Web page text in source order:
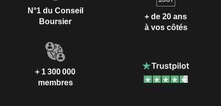
N°1 du Conseil
Boursier
+ de 20 ans
à vos côtés
+ 1 300 000
membres